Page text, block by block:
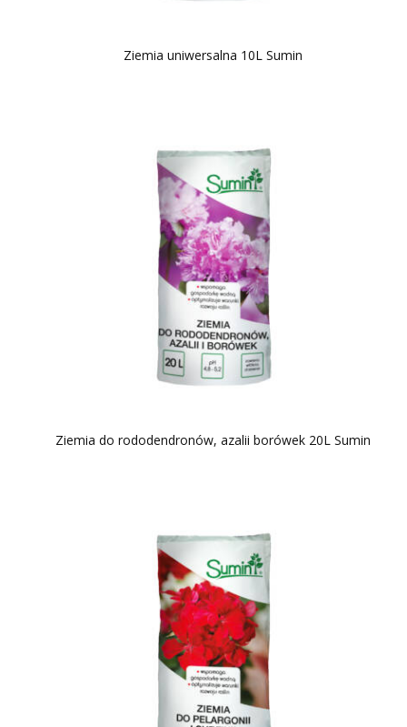
Ziemia uniwersalna 10L Sumin
Ziemia do rododendronów, azalii borówek 20L Sumin